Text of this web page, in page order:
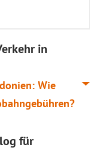
in
Wie
für